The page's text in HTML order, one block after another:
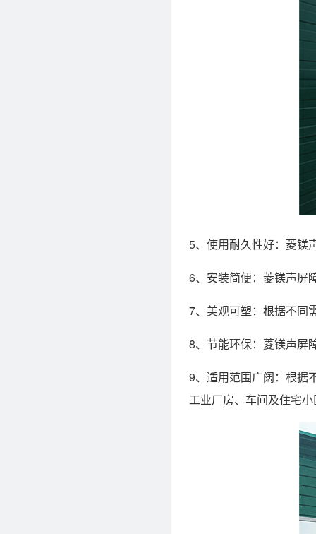
5、使用耐久性好：菱镁
6、安装简便：菱镁声屏
7、美观可塑：根据不同
8、节能环保：菱镁声屏
9、适用范围广阔：根据
工业厂房、车间及住宅